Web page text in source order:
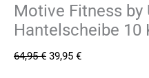
Motive Fitness by
Hantelscheibe 10
64,95€ 39,95 €